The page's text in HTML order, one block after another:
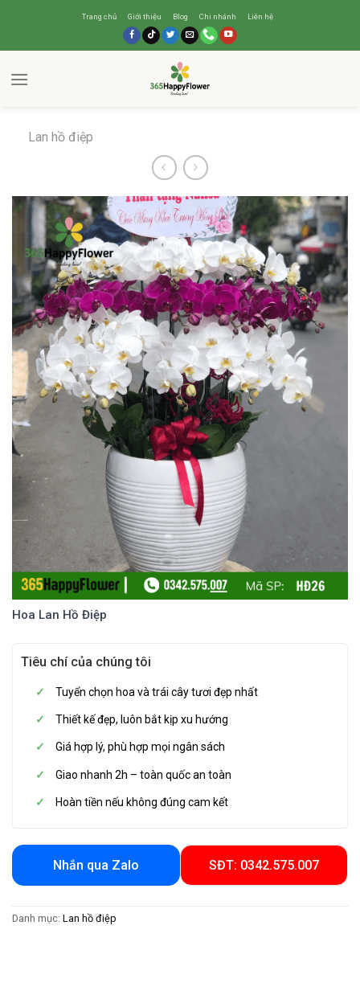
Trang chủ Giới thiệu Blog Chi nhánh Liên hệ
Lan hồ điệp
Hoa Lan Hồ Điệp
Tiêu chí của chúng tôi
Tuyển chọn hoa và trái cây tươi đẹp nhất
Thiết kế đẹp, luôn bắt kịp xu hướng
Giá hợp lý, phù hợp mọi ngân sách
Giao nhanh 2h – toàn quốc an toàn
Hoàn tiền nếu không đúng cam kết
Nhắn qua Zalo SĐT: 0342.575.007
Danh mục: Lan hồ điệp